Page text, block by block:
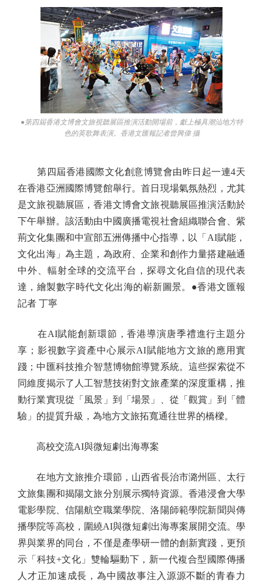
●第四屆香港文博會文旅視聽展區推演活動開場前，獻上極具潮汕地方特
色的英歌舞表演。香港文匯報記者曾興偉 攝
第四屆香港國際文化創意博覽會由昨日起一連4天
在香港亞洲國際博覽館舉行。首日現場氣氛熱烈，尤其
是文旅視聽展區，香港文博會文旅視聽展區推演活動於
下午舉辦。該活動由中國廣播電視社會組織聯合會、紫
荊文化集團和中宣部五洲傳播中心指導，以「AI賦能，
文化出海」為主題，為政府、企業和創作力量搭建融通
中外、輻射全球的交流平台，探尋文化自信的現代表
達，繪製數字時代文化出海的嶄新圖景。●香港文匯報
記者 丁寧
在AI賦能創新環節，香港導演唐季禮進行主題分
享；影視數字資產中心展示AI賦能地方文旅的應用實
踐；中匯科技推介智慧博物館導覽系統。這些探索從不
同維度揭示了人工智慧技術對文旅產業的深度重構，推
動行業實現從「風景」到「場景」、從「觀賞」到「體
驗」的提質升級，為地方文旅拓寬通往世界的橋樑。
高校交流AI與微短劇出海專案
在地方文旅推介環節，山西省長治市潞州區、太行
文旅集團和揭陽文旅分別展示獨特資源。香港浸會大學
電影學院、信陽航空職業學院、洛陽師範學院新聞與傳
播學院等高校，圍繞AI與微短劇出海專案展開交流。學
界與業界的同台，不僅是產學研一體的創新實踐，更預
示「科技+文化」雙輪驅動下，新一代複合型國際傳播
人才正加速成長，為中國故事注入源源不斷的青春力